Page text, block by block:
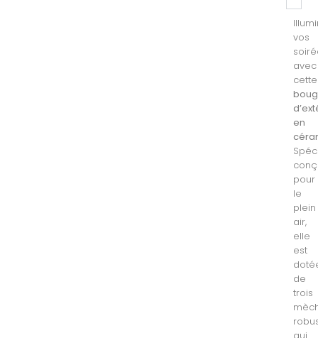
vos
avec
cette
en
pour
le
plein
air,
elle
est
de
trois